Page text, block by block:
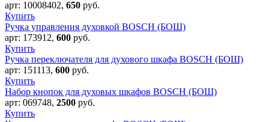
арт: 10008402, 650 руб.
Купить
Ручка управления духовкой BOSCH (БОШ)
арт: 173912, 600 руб.
Купить
Ручка переключателя для духового шкафа BOSCH (БОШ)
арт: 151113, 600 руб.
Купить
Набор кнопок для духовых шкафов BOSCH (БОШ)
арт: 069748, 2500 руб.
Купить